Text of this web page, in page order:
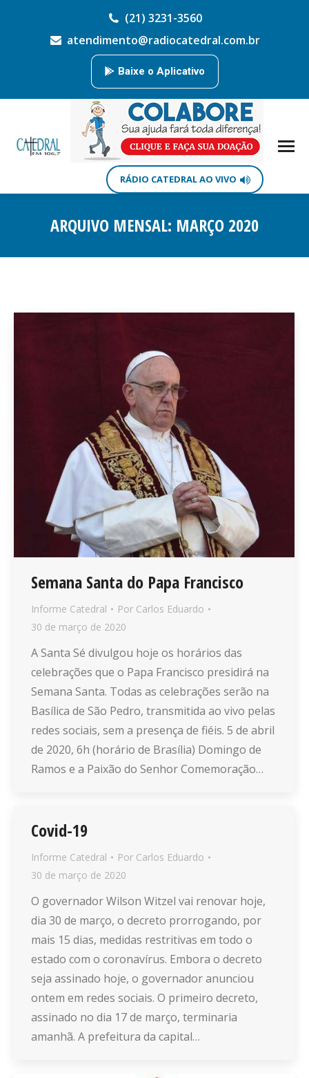
(21) 3231-3560
atendimento@radiocatedral.com.br
Baixe o Aplicativo
RÁDIO CATEDRAL AO VIVO
ARQUIVO MENSAL: MARÇO 2020
Semana Santa do Papa Francisco
Informe Catedral Por Carlos Eduardo
30 de março de 2020
A Santa Sé divulgou hoje os horários das
celebrações que o Papa Francisco presidirá na
Semana Santa. Todas as celebrações serão na
Basílica de São Pedro, transmitida ao vivo pelas
redes sociais, sem a presença de fiéis. 5 de abril
de 2020, 6h (horário de Brasília) Domingo de
Ramos e a Paixão do Senhor Comemoração…
Covid-19
Informe Catedral Por Carlos Eduardo
30 de março de 2020
O governador Wilson Witzel vai renovar hoje,
dia 30 de março, o decreto prorrogando, por
mais 15 dias, medidas restritivas em todo o
estado com o coronavírus. Embora o decreto
seja assinado hoje, o governador anunciou
ontem em redes sociais. O primeiro decreto,
assinado no dia 17 de março, terminaria
amanhã. A prefeitura da capital…